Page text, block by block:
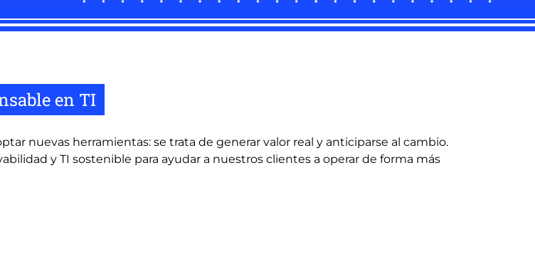
en TI
nuevas herramientas: se trata de generar valor real y anticiparse al cambio.
y TI sostenible para ayudar a nuestros clientes a operar de forma más